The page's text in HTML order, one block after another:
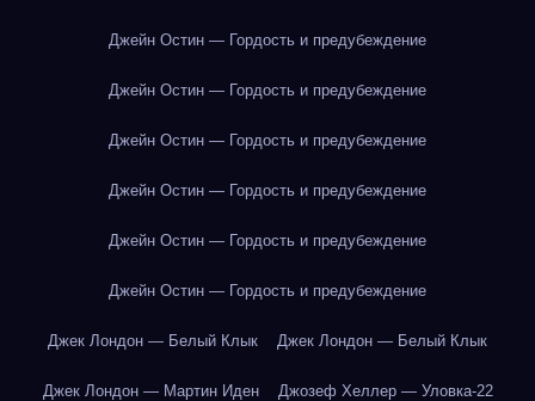
Джейн Остин — Гордость и предубеждение
Джейн Остин — Гордость и предубеждение
Джейн Остин — Гордость и предубеждение
Джейн Остин — Гордость и предубеждение
Джейн Остин — Гордость и предубеждение
Джейн Остин — Гордость и предубеждение
Джек Лондон — Белый Клык Джек Лондон — Белый Клык
Джек Лондон — Мартин Иден Джозеф Хеллер — Уловка-22